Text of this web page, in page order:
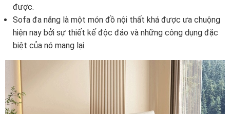
được.
Sofa đa năng là một món đồ nội thất khá được ưa chuộng
hiện nay bởi sự thiết kế độc đáo và những công dụng đặc
biệt của nó mang lại.